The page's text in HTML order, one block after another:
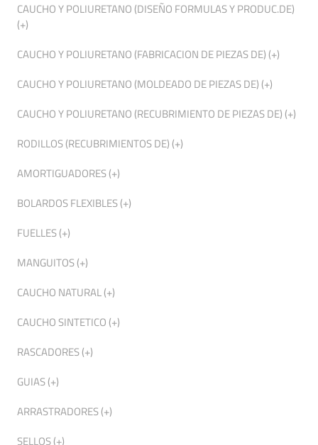
CAUCHO Y POLIURETANO (DISEÑO FORMULAS Y PRODUC.DE)
(+)
CAUCHO Y POLIURETANO (FABRICACION DE PIEZAS DE) (+)
CAUCHO Y POLIURETANO (MOLDEADO DE PIEZAS DE) (+)
CAUCHO Y POLIURETANO (RECUBRIMIENTO DE PIEZAS DE) (+)
RODILLOS (RECUBRIMIENTOS DE) (+)
AMORTIGUADORES (+)
BOLARDOS FLEXIBLES (+)
FUELLES (+)
MANGUITOS (+)
CAUCHO NATURAL (+)
CAUCHO SINTETICO (+)
RASCADORES (+)
GUIAS (+)
ARRASTRADORES (+)
SELLOS (+)